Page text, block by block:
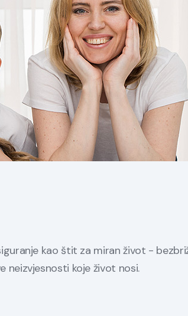
kao štit za miran život -
neizvjesnosti koje život nosi.